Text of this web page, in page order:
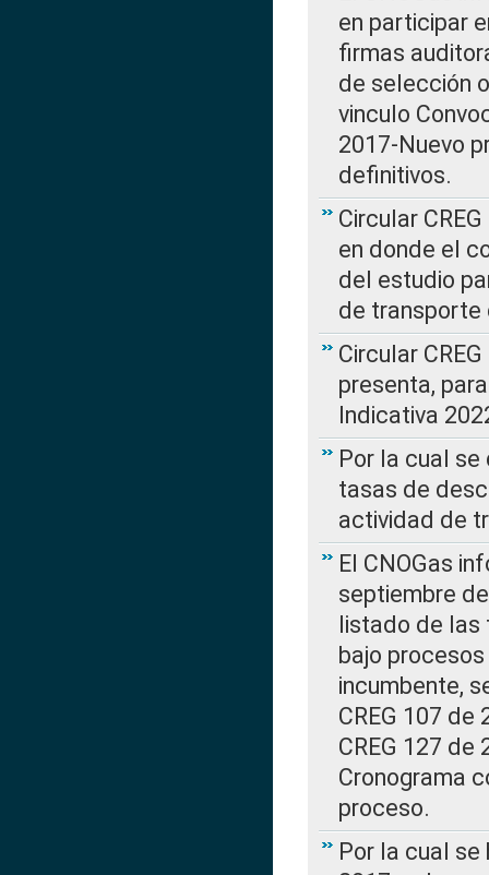
en participar
firmas
de selección
vinculo
2017-Nuevo
definitivos.
Circular
en donde el
del estudio
de transporte
Circular
presenta,
Indicativa
Por la cual
tasas de
actividad de
El CNOGas
septiembre
listado de las
bajo
incumbente,
CREG 107
CREG 127 de
Cronograma
proceso.
Por la cual se